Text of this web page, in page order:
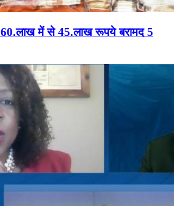
में से 45.लाख रूपये बरामद 5